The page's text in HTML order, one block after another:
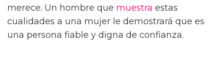
merece. Un hombre que muestra estas
cualidades a una mujer le demostrará que es
una persona fiable y digna de confianza.